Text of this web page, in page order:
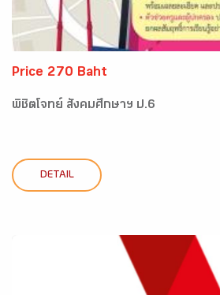
Price 270 Baht
พิชิตโจทย์ สังคมศึกษาฯ ป.6
DETAIL